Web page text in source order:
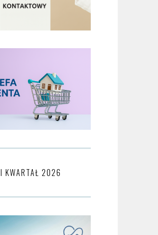
KWARTAŁ 2026